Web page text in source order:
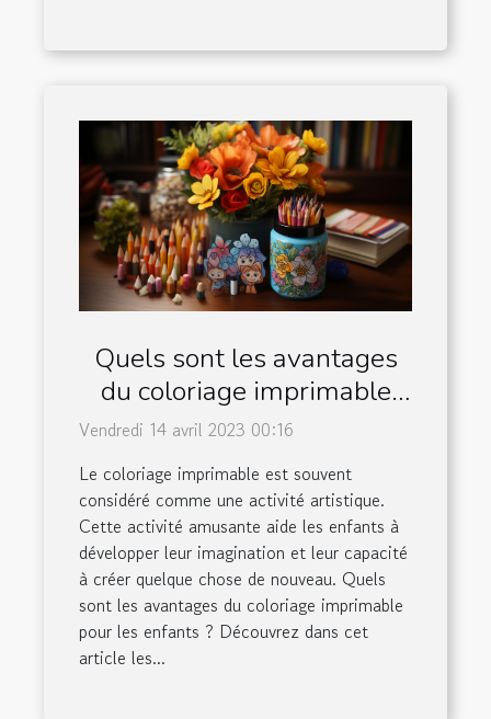
Quels sont les avantages
du coloriage imprimable
pour les enfants ?
Vendredi 14 avril 2023 00:16
Le coloriage imprimable est souvent
considéré comme une activité artistique.
Cette activité amusante aide les enfants à
développer leur imagination et leur capacité
à créer quelque chose de nouveau. Quels
sont les avantages du coloriage imprimable
pour les enfants ? Découvrez dans cet
article les...